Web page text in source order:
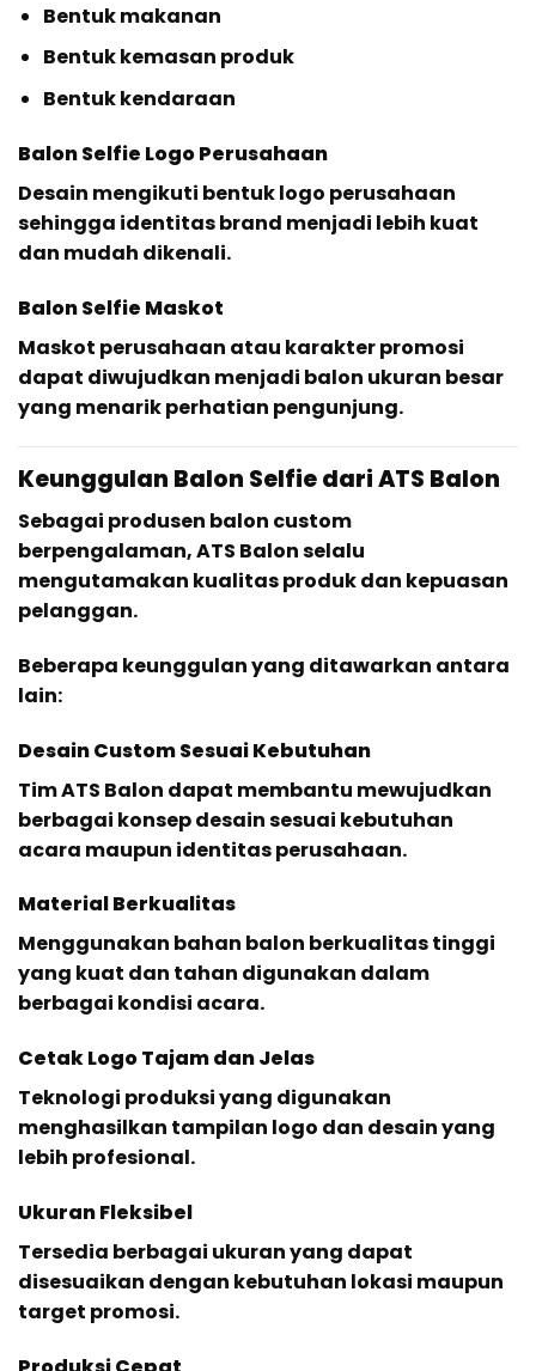
Bentuk makanan
Bentuk kemasan produk
Bentuk kendaraan
Balon Selfie Logo Perusahaan
Desain mengikuti bentuk logo perusahaan
sehingga identitas brand menjadi lebih kuat
dan mudah dikenali.
Balon Selfie Maskot
Maskot perusahaan atau karakter promosi
dapat diwujudkan menjadi balon ukuran besar
yang menarik perhatian pengunjung.
Keunggulan Balon Selfie dari ATS Balon
Sebagai produsen balon custom
berpengalaman, ATS Balon selalu
mengutamakan kualitas produk dan kepuasan
pelanggan.
Beberapa keunggulan yang ditawarkan antara
lain:
Desain Custom Sesuai Kebutuhan
Tim ATS Balon dapat membantu mewujudkan
berbagai konsep desain sesuai kebutuhan
acara maupun identitas perusahaan.
Material Berkualitas
Menggunakan bahan balon berkualitas tinggi
yang kuat dan tahan digunakan dalam
berbagai kondisi acara.
Cetak Logo Tajam dan Jelas
Teknologi produksi yang digunakan
menghasilkan tampilan logo dan desain yang
lebih profesional.
Ukuran Fleksibel
Tersedia berbagai ukuran yang dapat
disesuaikan dengan kebutuhan lokasi maupun
target promosi.